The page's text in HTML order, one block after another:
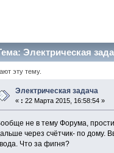
Электрическая
эту тему.
Электрическая задача
« : 22 Марта 2015, 16:58:54 »
не в тему Форума,
через счётчик- по дому.
Что за фигня?